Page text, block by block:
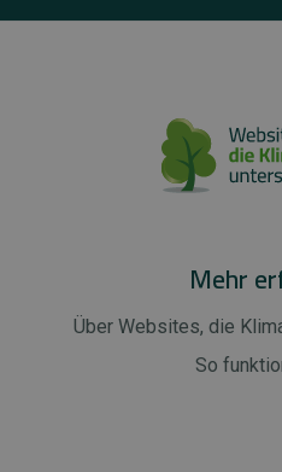
Mehr
Über Websites, die
So